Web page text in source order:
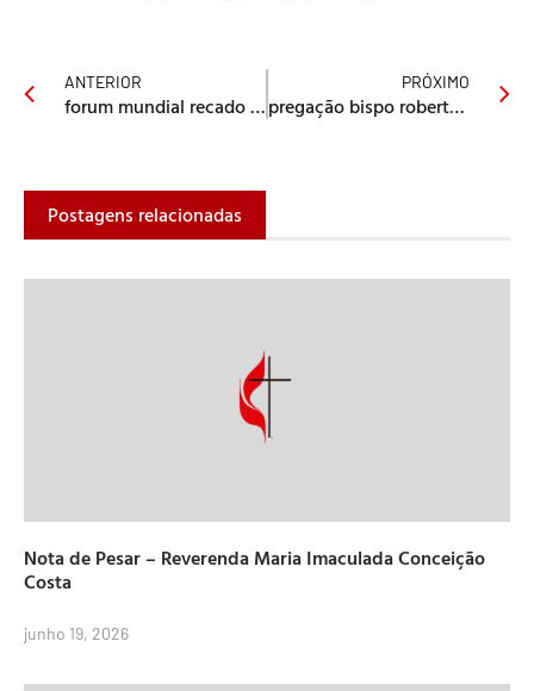
ANTERIOR
forum mundial recado às igrejas
PRÓXIMO
pregação bispo roberto na posse
Postagens relacionadas
Nota de Pesar – Reverenda Maria Imaculada Conceição
Costa
junho 19, 2026